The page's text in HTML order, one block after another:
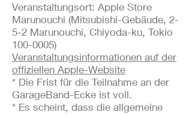
Veranstaltungsort: Apple Store
Marunouchi (Mitsubishi-Gebäude, 2-
5-2 Marunouchi, Chiyoda-ku, Tokio
100-0005)
Veranstaltungsinformationen auf der
offiziellen Apple-Website
* Die Frist für die Teilnahme an der
GarageBand-Ecke ist voll.
* Es scheint, dass die allgemeine